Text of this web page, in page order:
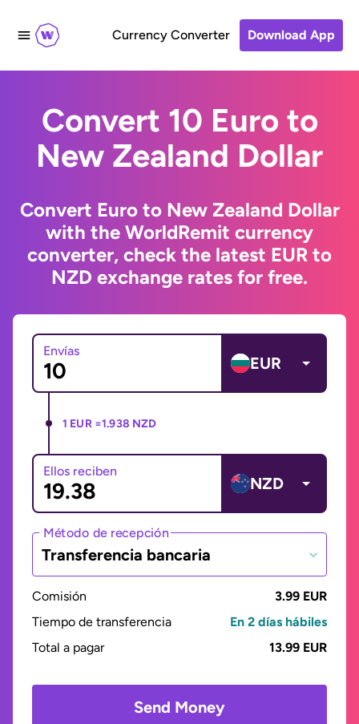
Currency Converter Download App
Convert 10 Euro to
New Zealand Dollar
Convert Euro to New Zealand Dollar
with the WorldRemit currency
converter, check the latest EUR to
NZD exchange rates for free.
Envías
EUR
1 EUR =1.938 NZD
Ellos reciben
NZD
Método de recepción
Transferencia bancaria
Comisión
3.99 EUR
Tiempo de transferencia
En 2 días hábiles
Total a pagar
13.99 EUR
Send Money